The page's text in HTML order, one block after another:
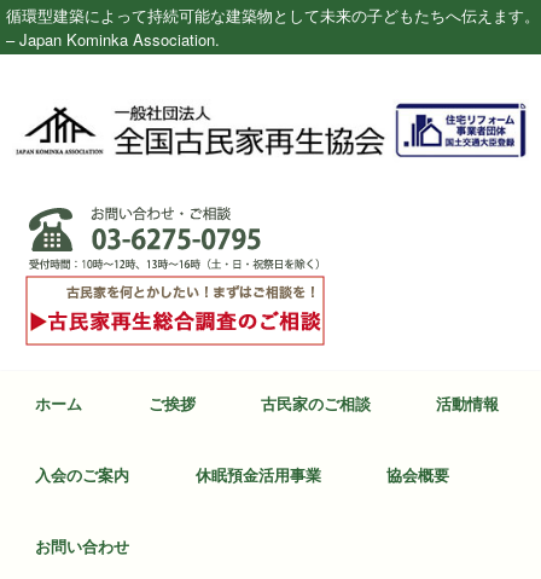
循環型建築によって持続可能な建築物として未来の子どもたちへ伝えます。
– Japan Kominka Association.
ホーム ご挨拶 古民家のご相談 活動情報
入会のご案内 休眠預金活用事業 協会概要
お問い合わせ